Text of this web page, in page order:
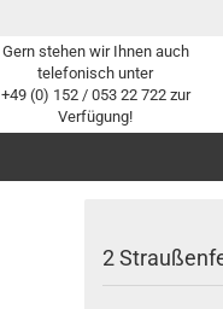
Gern stehen wir Ihnen auch
telefonisch unter
+49 (0) 152 / 053 22 722 zur
Verfügung!
2